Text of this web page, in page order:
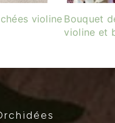
violine Bouquet
violine et